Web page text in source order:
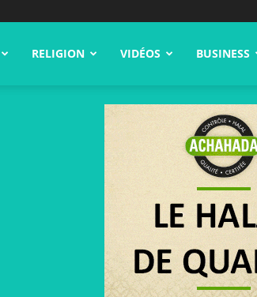
RELIGION VIDÉOS BUSINESS